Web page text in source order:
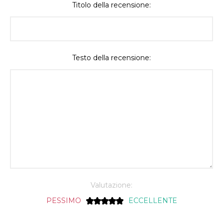
Titolo della recensione:
Testo della recensione:
Valutazione:
PESSIMO
ECCELLENTE